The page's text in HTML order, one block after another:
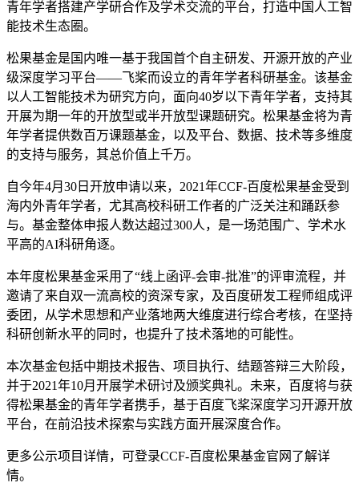
青年学者搭建产学研合作及学术交流的平台，打造中国人工智
能技术生态圈。
松果基金是国内唯一基于我国首个自主研发、开源开放的产业
级深度学习平台——飞桨而设立的青年学者科研基金。该基金
以人工智能技术为研究方向，面向40岁以下青年学者，支持其
开展为期一年的开放型或半开放型课题研究。松果基金将为青
年学者提供数百万课题基金，以及平台、数据、技术等多维度
的支持与服务，其总价值上千万。
自今年4月30日开放申请以来，2021年CCF-百度松果基金受到
海内外青年学者，尤其高校科研工作者的广泛关注和踊跃参
与。基金整体申报人数达超过300人，是一场范围广、学术水
平高的AI科研角逐。
本年度松果基金采用了“线上函评-会审-批准”的评审流程，并
邀请了来自双一流高校的资深专家，及百度研发工程师组成评
委团，从学术思想和产业落地两大维度进行综合考核，在坚持
科研创新水平的同时，也提升了技术落地的可能性。
本次基金包括中期技术报告、项目执行、结题答辩三大阶段，
并于2021年10月开展学术研讨及颁奖典礼。未来，百度将与获
得松果基金的青年学者携手，基于百度飞桨深度学习开源开放
平台，在前沿技术探索与实践方面开展深度合作。
更多公示项目详情，可登录CCF-百度松果基金官网了解详
情。